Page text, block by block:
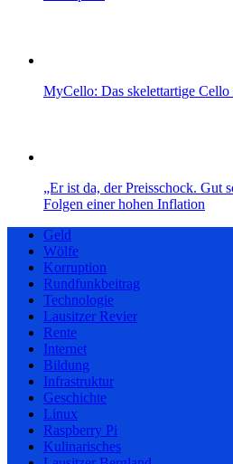
MyCello: Das skelettartige
„Er ist da, der Preisschock. Gut
Folgen einer hohen Inflation
Geld
Wölfe
Korruption
Rundfunkbeitrag
Technologie
Lausitzer Revier
Rente
Internet
Bildung
Infrastruktur
Geschichte
Linux
Raspberry Pi
Kulinarisches